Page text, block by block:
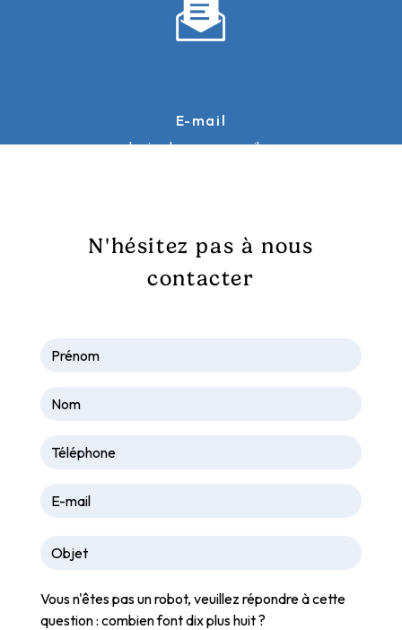
E-mail
galopinsdusancy@gmail.com
N'hésitez pas à nous
contacter
Vous n'êtes pas un robot, veuillez répondre à cette
question : combien font dix plus huit ?